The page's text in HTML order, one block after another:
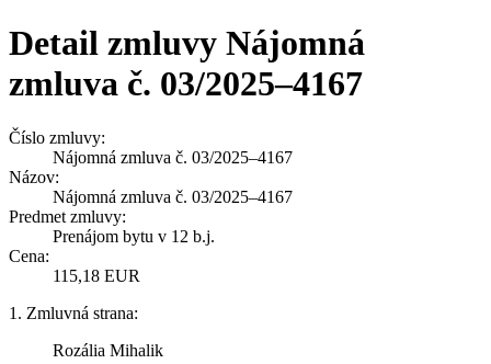
Detail zmluvy Nájomná
zmluva č. 03/2025–4167
Číslo zmluvy:
Nájomná zmluva č. 03/2025–4167
Názov:
Nájomná zmluva č. 03/2025–4167
Predmet zmluvy:
Prenájom bytu v 12 b.j.
Cena:
115,18 EUR
1. Zmluvná strana:
Rozália Mihalik